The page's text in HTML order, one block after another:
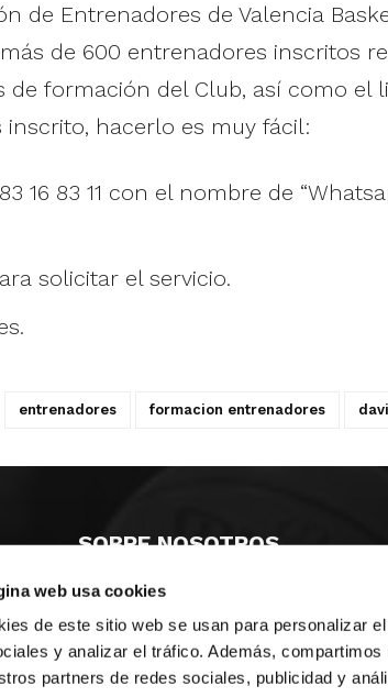
web usa cookies
de este sitio web se usan para personalizar
y analizar el tráfico. Además,
partners de redes sociales, publicidad y
de Entrenadores de Valencia
de 600 entrenadores inscritos
de formación del Club, así como
inscrito, hacerlo es muy fácil:
16 83 11 con el nombre de
solicitar el servicio.
entrenadores formacion entrenadores
SOBRE NOSOTROS
CASTELLON
VALENCIA
MONESTIR DE POBLET 14 1ª 3º
ALICANTE
CIUDAD DE MATANZAS 12
fbcv@fbcv.es